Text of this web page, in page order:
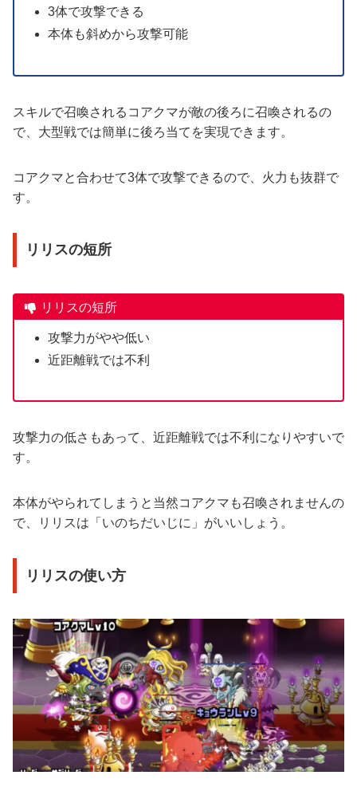
3体で攻撃できる
本体も斜めから攻撃可能
スキルで召喚されるコアクマが敵の後ろに召喚されるの
で、大型戦では簡単に後ろ当てを実現できます。
コアクマと合わせて3体で攻撃できるので、火力も抜群で
す。
リリスの短所
リリスの短所
攻撃力がやや低い
近距離戦では不利
攻撃力の低さもあって、近距離戦では不利になりやすいで
す。
本体がやられてしまうと当然コアクマも召喚されませんの
で、リリスは「いのちだいじに」がいいしょう。
リリスの使い方